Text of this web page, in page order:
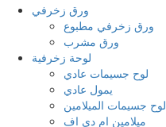
ورق زخرفي
ورق زخرفي مطبوع
ورق مشرب
لوحة زخرفية
لوح جسيمات عادي
يمول عادي
لوح جسيمات الميلامين
ميلامين ام دي اف